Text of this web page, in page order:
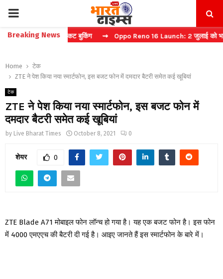
PRIMARY
MENU
Breaking News
करें फास्ट टिकट बुकिंग ⇝ Oppo Reno 16 Launch: 2 जुलाई को भारत में
Home
टेक
ZTE ने पेश किया नया स्मार्टफोन, इस बजट फोन में दमदार बैटरी समेत कई खूबियां
टेक
ZTE ने पेश किया नया स्मार्टफोन, इस बजट फोन में
दमदार बैटरी समेत कई खूबियां
by Live Bharat Times October 8, 2021 0
शेयर 0
ZTE Blade A71 मोबाइल फोन लॉन्च हो गया है। यह एक बजट फोन है। इस फोन
में 4000 एमएएच की बैटरी दी गई है। आइए जानते हैं इस स्मार्टफोन के बारे में।